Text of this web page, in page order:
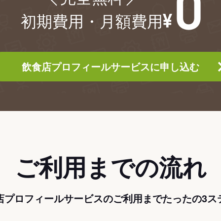
初期費用・月額費用
飲食店プロフィールサービスに申し込む
ご利用までの流れ
プロフィールサービスのご利用までたったの3ス